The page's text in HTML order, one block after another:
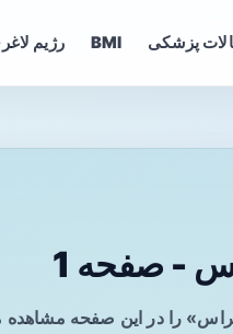
پزشکی BMI رژیم
- صفحه 1
را در این صفحه مشاهده